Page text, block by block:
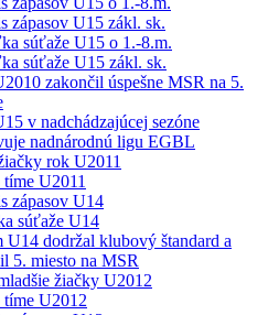
zápasov U15 zákl. sk.
súťaže U15 o 1.-8.m.
súťaže U15 zákl. sk.
zakončil úspešne MSR na 5.
v nadchádzajúcej sezóne
nadnárodnú ligu EGBL
rok U2011
U2011
zápasov U14
súťaže U14
U14 dodržal klubový štandard a
5. miesto na MSR
žiačky U2012
U2012